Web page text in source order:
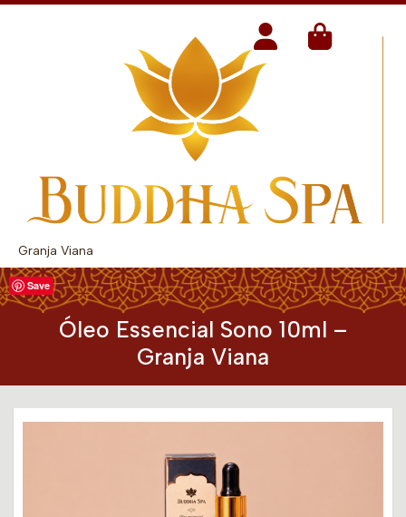
Granja Viana
Óleo Essencial Sono 10ml –
Granja Viana
Save